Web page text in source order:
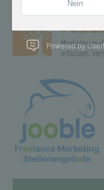
Powered by